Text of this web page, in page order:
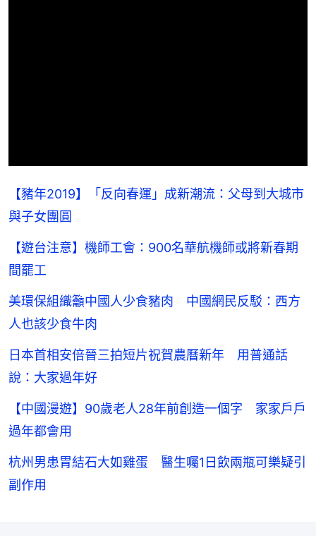
【豬年2019】「反向春運」成新潮流：父母到大城市
與子女團圓
【遊台注意】機師工會：900名華航機師或將新春期
間罷工
美環保組織籲中國人少食豬肉 中國網民反駁：西方
人也該少食牛肉
日本首相安倍晉三拍短片祝賀農曆新年 用普通話
說：大家過年好
【中國漫遊】90歲老人28年前創造一個字 家家戶戶
過年都會用
杭州男患胃結石大如雞蛋 醫生囑1日飲兩瓶可樂疑引
副作用